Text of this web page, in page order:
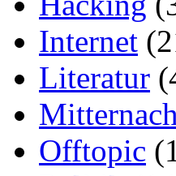
Internet
Literatur
Offtopic